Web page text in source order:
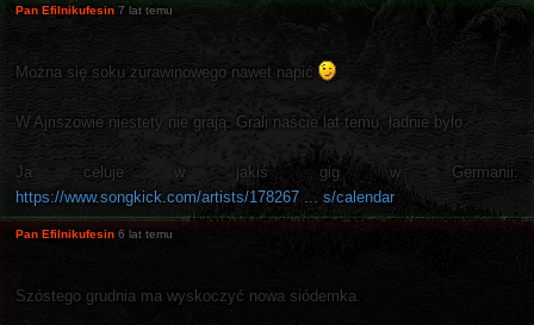
Pan Efilnikufesin 7 lat temu
Można się soku żurawinowego nawet napić
W Ajriszowie niestety nie grają. Grali naście lat temu, ładnie było.
Ja celuje w jakiś gig w Germanii:
https://www.songkick.com/artists/178267 ... s/calendar
Pan Efilnikufesin 6 lat temu
Szóstego grudnia ma wyskoczyć nowa siódemka.